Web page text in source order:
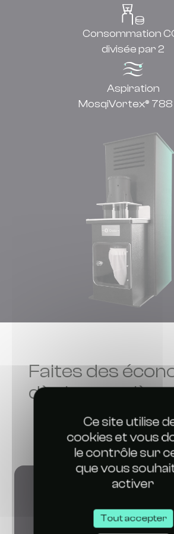
Ce site utilise
cookies et vous
le contrôle sur
que vous
activer
Tout accepter
Consommation
divisée par 2
Aspiration
MosqiVortex® 788
Faites des
dès la première